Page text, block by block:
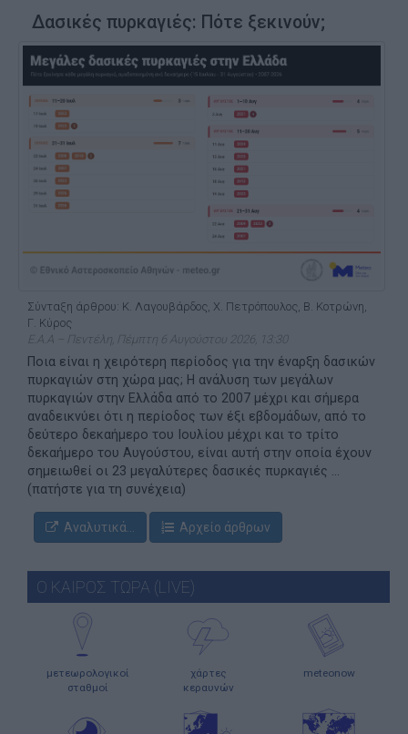
Δασικές πυρκαγιές: Πότε ξεκινούν;
Σύνταξη άρθρου: Κ. Λαγουβάρδος, Χ. Πετρόπουλος, Β. Κοτρώνη,
Γ. Κύρος
Ε.Α.Α – Πεντέλη, Πέμπτη 6 Αυγούστου 2026, 13:30
Ποια είναι η χειρότερη περίοδος για την έναρξη δασικών
πυρκαγιών στη χώρα μας; Η ανάλυση των μεγάλων
πυρκαγιών στην Ελλάδα από το 2007 μέχρι και σήμερα
αναδεικνύει ότι η περίοδος των έξι εβδομάδων, από το
δεύτερο δεκαήμερο του Ιουλίου μέχρι και το τρίτο
δεκαήμερο του Αυγούστου, είναι αυτή στην οποία έχουν
σημειωθεί οι 23 μεγαλύτερες δασικές πυρκαγιές ...
(πατήστε για τη συνέχεια)
Αναλυτικά... Αρχείο άρθρων
Ο ΚΑΙΡΟΣ ΤΩΡΑ (LIVE)
μετεωρολογικοί
σταθμοί
χάρτες
κεραυνών
meteonow